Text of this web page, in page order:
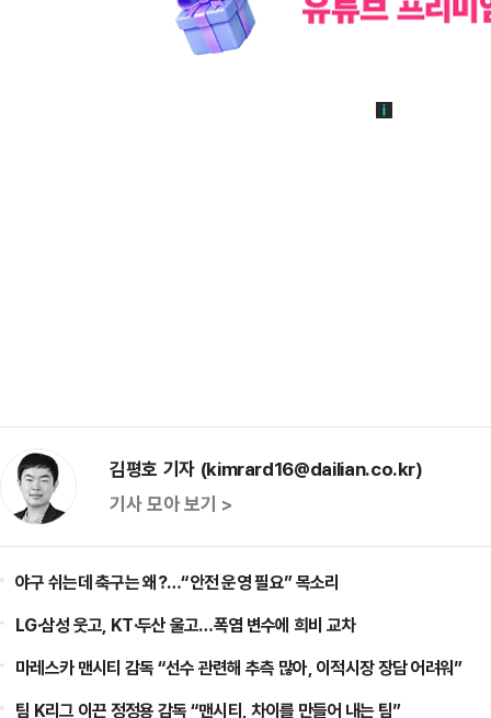
김평호 기자 (kimrard16@dailian.co.kr)
기사 모아 보기 >
야구 쉬는데 축구는 왜?…“안전 운영 필요” 목소리
LG·삼성 웃고, KT·두산 울고…폭염 변수에 희비 교차
마레스카 맨시티 감독 “선수 관련해 추측 많아, 이적시장 장담 어려워”
팀 K리그 이끈 정정용 감독 “맨시티, 차이를 만들어 내는 팀”